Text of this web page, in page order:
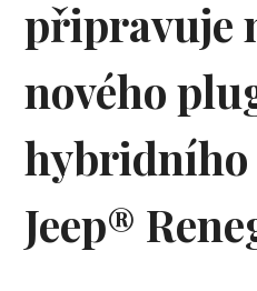
připravuje
nového
hybridního
Jeep®